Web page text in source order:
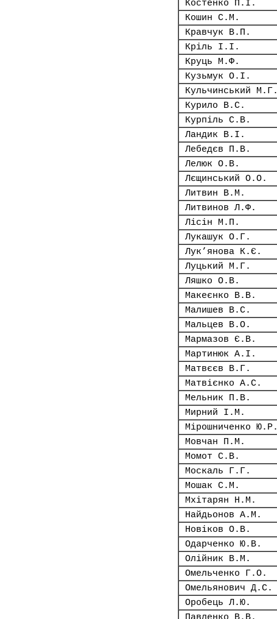
Костенко П.І.
Кошин С.М.
Кравчук В.П.
Кріль І.І.
Круць М.Ф.
Кузьмук О.І.
Кульчинський М.Г.
Курило В.С.
Курпіль С.В.
Ландик В.І.
Лебедєв П.В.
Лелюк О.В.
Лєщинський О.О.
Литвин В.М.
Литвинов Л.Ф.
Лісін М.П.
Лукашук О.Г.
Лук’янова К.Є.
Луцький М.Г.
Ляшко О.В.
Макеєнко В.В.
Малишев В.С.
Мальцев В.О.
Мармазов Є.В.
Мартинюк А.І.
Матвєєв В.Г.
Матвієнко А.С.
Мельник П.В.
Мирний І.М.
Мірошниченко Ю.Р.
Мовчан П.М.
Момот С.В.
Москаль Г.Г.
Мошак С.М.
Мхітарян Н.М.
Найдьонов А.М.
Новіков О.В.
Одарченко Ю.В.
Олійник В.М.
Омельченко Г.О.
Омельянович Д.С.
Оробець Л.Ю.